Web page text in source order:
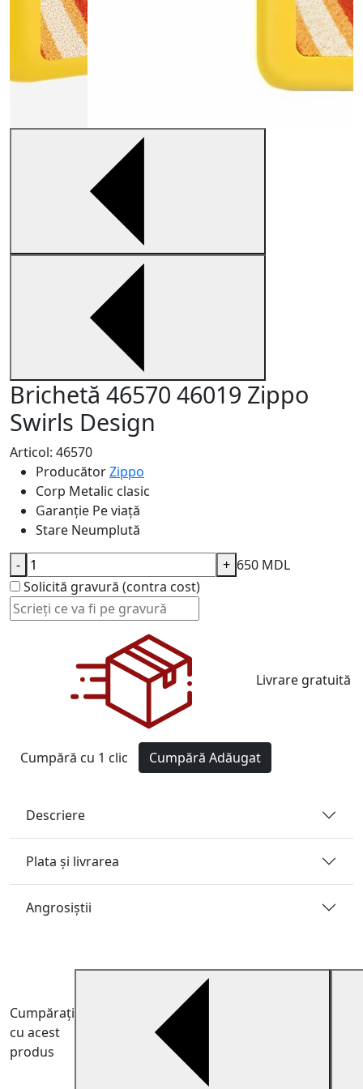
Brichetă 46570 46019 Zippo
Swirls Design
Articol: 46570
ProducătorZippo
Corp Metalic clasic
Garanție Pe viață
Stare Neumplută
650 MDL
Solicită gravură (contra cost)
- +
Livrare gratuită
Cumpără cu 1 clic Cumpără Adăugat
Descriere
Plata și livrarea
Angrosiştii
Cumpărați
cu acest
produs